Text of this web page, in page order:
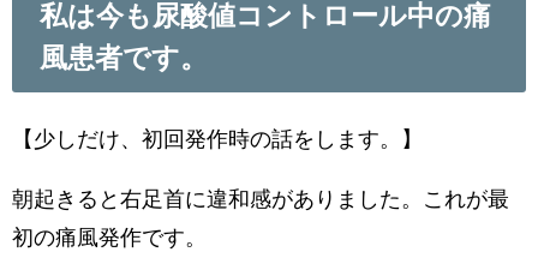
私は今も尿酸値コントロール中の痛
風患者です。
【少しだけ、初回発作時の話をします。】
朝起きると右足首に違和感がありました。これが最
初の痛風発作です。